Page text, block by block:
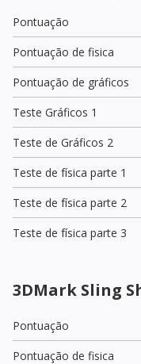
Pontuação
Pontuação de fisica
Pontuação de gráficos
Teste Gráficos 1
Teste de Gráficos 2
Teste de física parte 1
Teste de física parte 2
Teste de física parte 3
3DMark Sling
Pontuação
Pontuação de fisica